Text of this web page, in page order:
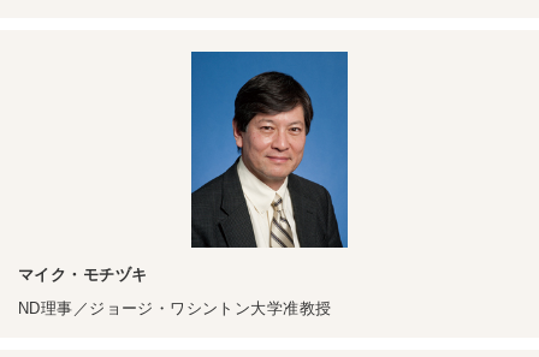
マイク・モチヅキ
ND理事／ジョージ・ワシントン大学准教授